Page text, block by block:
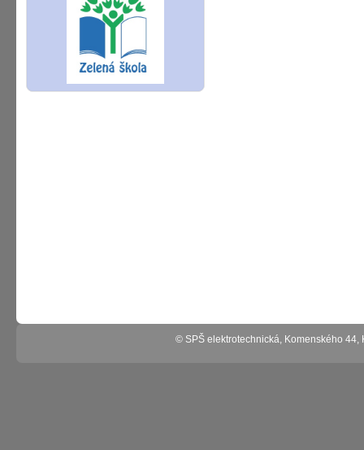
© SPŠ elektrotechnická, Komenského